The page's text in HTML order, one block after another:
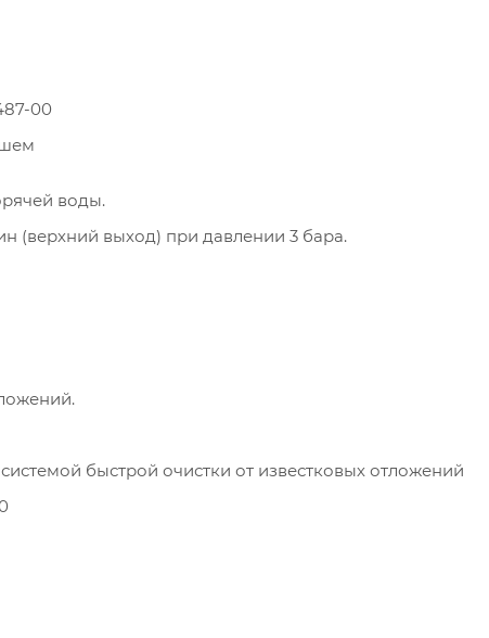
00
воды.
(верхний выход) при давлении 3 бара.
быстрой очистки от известковых отложений